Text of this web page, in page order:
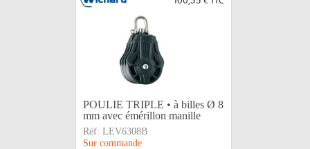
POULIE TRIPLE • à billes Ø 8
mm avec émérillon manille
Réf: LEV6308B
Sur commande